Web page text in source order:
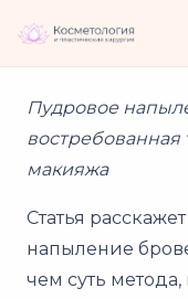
Пудровое
востребованная
макияжа
Статья
напыление
чем суть